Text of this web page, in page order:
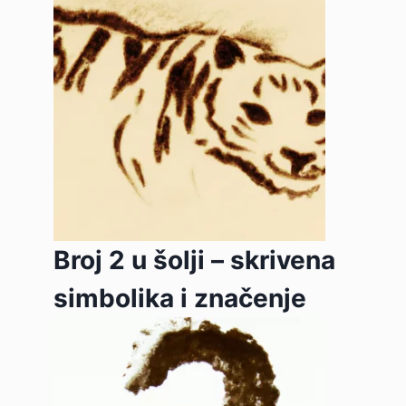
Broj 2 u šolji – skrivena
simbolika i značenje